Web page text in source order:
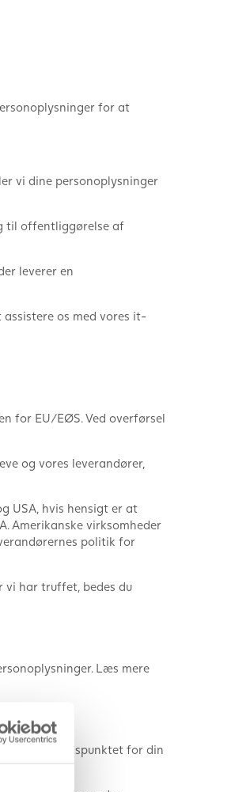
for at
vi dine personoplysninger
til offentliggørelse af
leverer en
os med vores it-
for EU/EØS. Ved overførsel
og vores leverandører,
USA, hvis hensigt er at
Amerikanske virksomheder
politik for
vi har truffet, bedes du
Læs mere
fra tidspunktet for din